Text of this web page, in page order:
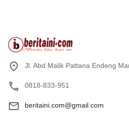
Jl. Abd Malik Pattana Endeng
0818-833-951
beritaini.com@gmail.com